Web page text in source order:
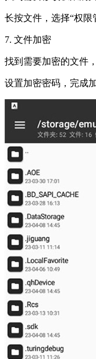
长按文件，选择“权限
7. 文件加密
找到需要加密的文件
设置加密密码，完成